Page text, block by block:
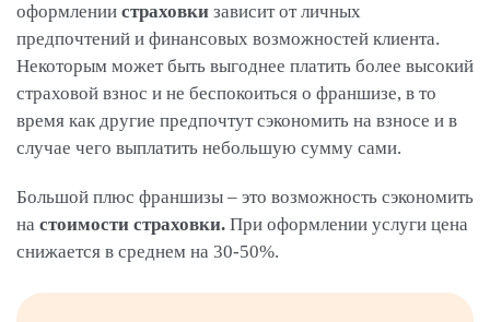
оформлении страховки зависит от личных
предпочтений и финансовых возможностей клиента.
Некоторым может быть выгоднее платить более высокий
страховой взнос и не беспокоиться о франшизе, в то
время как другие предпочтут сэкономить на взносе и в
случае чего выплатить небольшую сумму сами.
Большой плюс франшизы – это возможность сэкономить
на стоимости страховки. При оформлении услуги цена
снижается в среднем на 30-50%.